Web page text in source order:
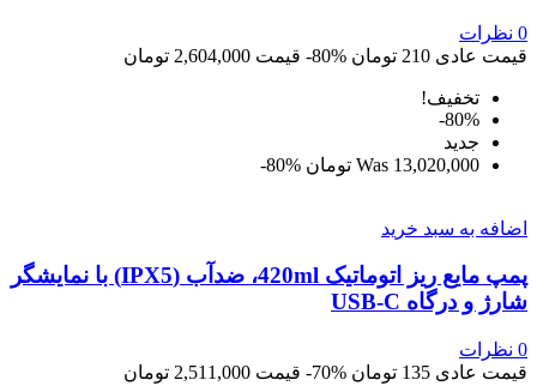
0 نظرات
قیمت عادی 210 تومان ‎-80% قیمت 2,604,000 تومان
تخفیف!
‎-80%
جديد
Was 13,020,000 تومان ‎-80%
اضافه به سبد خرید
پمپ مایع ریز اتوماتیک 420ml، ضدآب (IPX5) با نمایشگر
شارژ و درگاه USB-C
0 نظرات
قیمت عادی 135 تومان ‎-70% قیمت 2,511,000 تومان